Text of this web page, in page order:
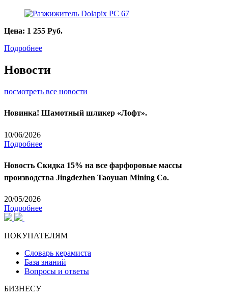
Цена: 1 255 Руб.
Подробнее
Новости
посмотреть все новости
Новинка! Шамотный шликер «Лофт».
10/06/2026
Подробнее
Новость Скидка 15% на все фарфоровые массы
производства Jingdezhen Taoyuan Mining Co.
20/05/2026
Подробнее
ПОКУПАТЕЛЯМ
Словарь керамиста
База знаний
Вопросы и ответы
БИЗНЕСУ